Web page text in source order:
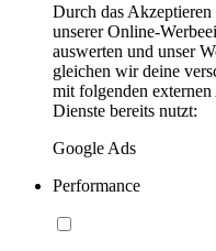
Durch das
unserer Online-
auswerten und unser
gleichen wir deine
mit folgenden
Dienste bereits nutzt:
Google Ads
Performance